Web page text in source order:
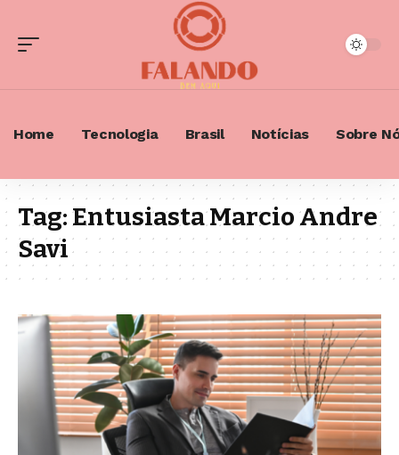
Home Tecnologia Brasil Notícias Sobre
Tag:Entusiasta Marcio Andre
Savi